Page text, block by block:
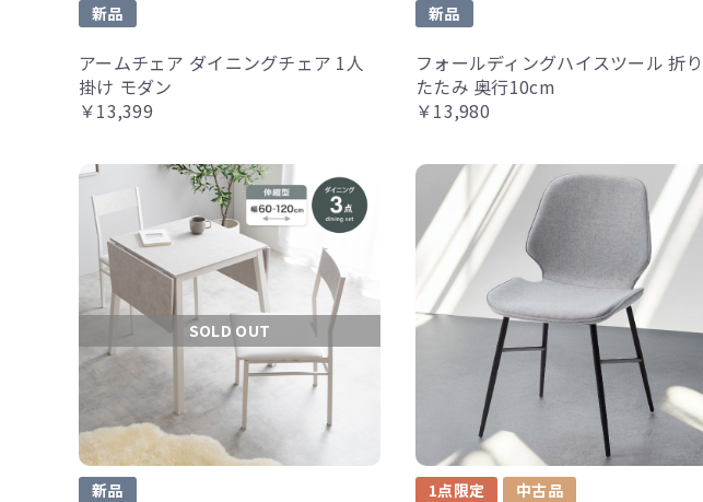
新品
アームチェア ダイニングチェア 1人
掛け モダン
￥13,399
新品
フォールディングハイスツール 折り
たたみ 奥行10cm
￥13,980
SOLD OUT
新品 1点限定 中古品